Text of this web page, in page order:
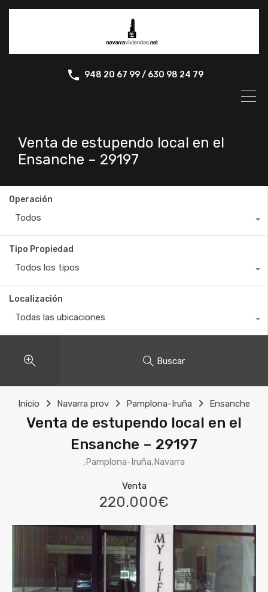
948 20 67 99 / 630 98 24 79
Venta de estupendo local en el
Ensanche – 29197
Operación
Todos
Tipo Propiedad
Todos los tipos
Localización
Todas las ubicaciones
Buscar
Inicio Navarra prov Pamplona-Iruña Ensanche
Venta de estupendo local en el
Ensanche – 29197
,Pamplona-Iruña,Navarra
Venta
220.000€